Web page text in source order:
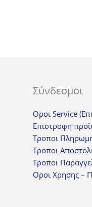
Σύνδεσμοι
Οροι Service
Επιστροφη
Τροποι
Τροποι
Τροποι
Οροι Χρησης –